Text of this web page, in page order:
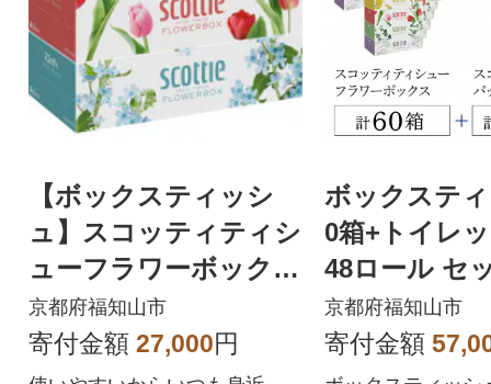
【ボックスティッシ
ュ】スコッティティシ
ューフラワーボックス
250組54箱(1ケース3箱
×18パック)
京都府福知山市
寄付金額 27,000円
ボックステ
0箱+トイレ
48ロール セ
数個口で配送
京都府福知山市
寄付金額